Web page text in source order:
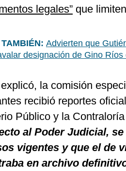
legales” que
Advierten que
designación de Gino Ríos
la comisión
recibió reportes
Público y la
al Poder Judicial,
vigentes y que el de
en archivo